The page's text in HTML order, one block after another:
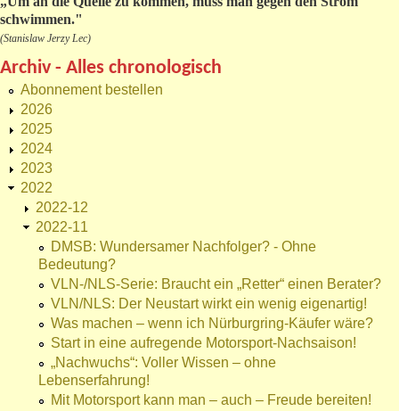
schwimmen."
(Stanislaw Jerzy Lec)
Archiv - Alles chronologisch
Abonnement bestellen
2026
2025
2024
2023
2022
2022-12
2022-11
DMSB: Wundersamer Nachfolger? - Ohne
Bedeutung?
VLN-/NLS-Serie: Braucht ein „Retter“ einen Berater?
VLN/NLS: Der Neustart wirkt ein wenig eigenartig!
Was machen – wenn ich Nürburgring-Käufer wäre?
Start in eine aufregende Motorsport-Nachsaison!
„Nachwuchs“: Voller Wissen – ohne
Lebenserfahrung!
Mit Motorsport kann man – auch – Freude bereiten!